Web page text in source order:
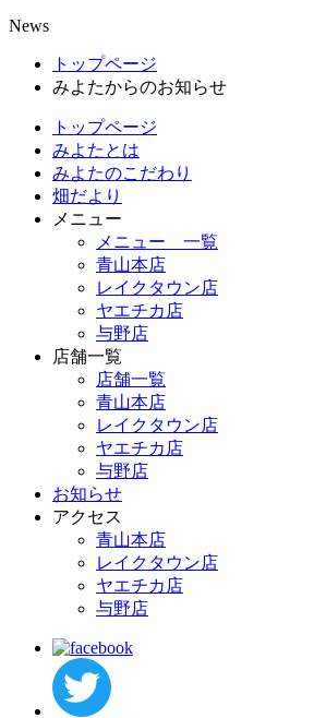
News
トップページ
みよたからのお知らせ
トップページ
みよたとは
みよたのこだわり
畑だより
メニュー
メニュー 一覧
青山本店
レイクタウン店
ヤエチカ店
与野店
店舗一覧
店舗一覧
青山本店
レイクタウン店
ヤエチカ店
与野店
お知らせ
アクセス
青山本店
レイクタウン店
ヤエチカ店
与野店